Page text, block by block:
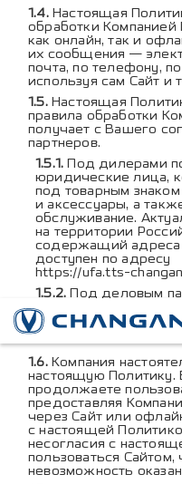
Настоящая
обработки
как онлайн, так и
их сообщения —
почта, по телефону,
используя сам Сайт и
Настоящая
правила обработки
получает с Вашего
партнеров.
Под дилерами
юридические лица,
под товарным знаком
и аксессуары, а
обслуживание.
на территории
содержащий адреса
доступен по адресу
https://ufa.tts-
Под деловым
независимые
сотрудничает,
предложить Вам
Компания
настоящую Политику.
продолжаете
предоставляя
через Сайт или
с настоящей
несогласия с
пользоваться Сайтом,
невозможность